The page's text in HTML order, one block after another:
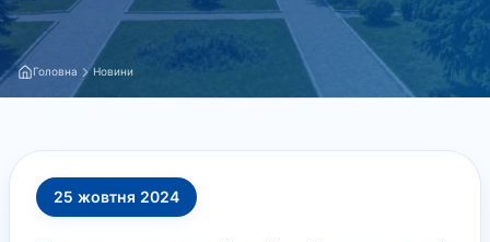
Головна Новини
25 жовтня 2024